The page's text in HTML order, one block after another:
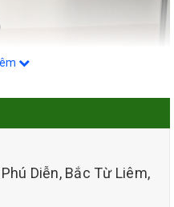
Diễn, Bắc Từ Liêm,